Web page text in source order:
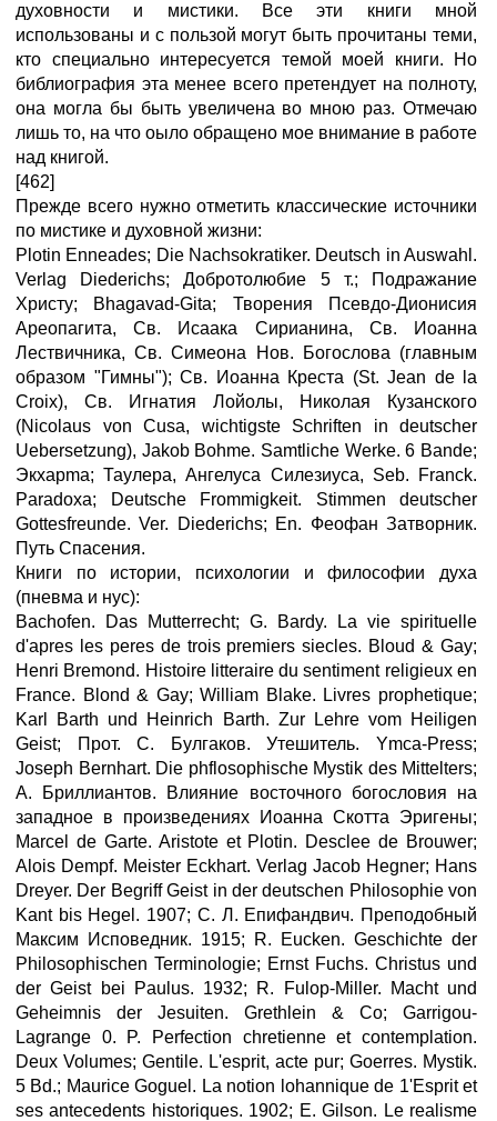
духовности и мистики. Все эти книги мной
использованы и с пользой могут быть прочитаны теми,
кто специально интересуется темой моей книги. Но
библиография эта менее всего претендует на полноту,
она могла бы быть увеличена во мною раз. Отмечаю
лишь то, на что оыло обращено мое внимание в работе
над книгой.
[462]
Прежде всего нужно отметить классические источники
по мистике и духовной жизни:
Plotin Enneades; Die Nachsokratiker. Deutsch in Auswahl.
Verlag Diederichs; Добротолюбие 5 т.; Подражание
Христу; Bhagavad-Gita; Творения Псевдо-Дионисия
Ареопагита, Св. Исаака Сирианина, Св. Иоанна
Лествичника, Св. Симеона Нов. Богослова (главным
образом "Гимны"); Св. Иоанна Креста (St. Jean de la
Croix), Cв. Игнатия Лойолы, Николая Кузанского
(Nicolaus von Cusa, wichtigste Schriften in deutscher
Uebersetzung), Jakob Bohme. Samtliche Werke. 6 Bande;
Экхарma; Таулера, Ангелуса Силезиуса, Seb. Franck.
Paradoxa; Deutsche Frommigkeit. Stimmen deutscher
Gottesfreunde. Ver. Diederichs; En. Феофан Затворник.
Путь Спасения.
Книги по истории, психологии и философии духа
(пневма и нус):
Bachofen. Das Mutterrecht; G. Bardy. La vie spirituelle
d'apres les peres de trois premiers siecles. Bloud & Gay;
Henri Bremond. Histoire litteraire du sentiment religieux en
France. Blond & Gay; William Blake. Livres prophetique;
Karl Barth und Heinrich Barth. Zur Lehre vom Heiligen
Geist; Прот. С. Булгаков. Утешитель. Ymca-Press;
Joseph Bernhart. Die phflosophische Mystik des Mittelters;
А. Бриллиантов. Влияние восточного богословия на
западное в произведениях Иоанна Скотта Эригены;
Marcel de Garte. Aristote et Plotin. Desclee de Brouwer;
Alois Dempf. Meister Eckhart. Verlag Jacob Hegner; Hans
Dreyer. Der Begriff Geist in der deutschen Philosophie von
Kant bis Hegel. 1907; С. Л. Епифандвич. Преподобный
Максим Исповедник. 1915; R. Eucken. Geschichte der
Philosophischen Terminologie; Ernst Fuchs. Christus und
der Geist bei Paulus. 1932; R. Fulop-Miller. Macht und
Geheimnis der Jesuiten. Grethlein & Сo; Garrigou-
Lagrange 0. P. Perfection chretienne et contemplation.
Deux Volumes; Gentile. L'esprit, acte pur; Goerres. Mystik.
5 Bd.; Maurice Goguel. La notion lohannique de 1'Esprit et
ses antecedents historiques. 1902; E. Gilson. Le realisme